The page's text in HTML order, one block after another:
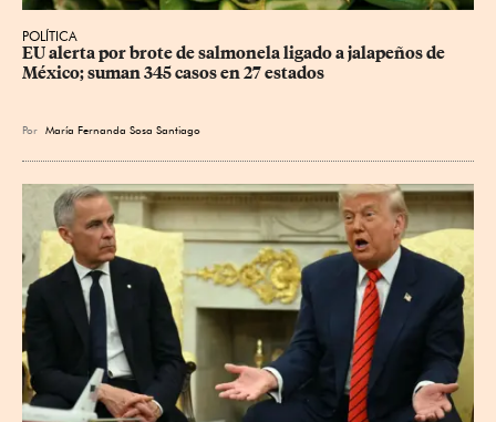
POLÍTICA
EU alerta por brote de salmonela ligado a jalapeños de
México; suman 345 casos en 27 estados
Por María Fernanda Sosa Santiago